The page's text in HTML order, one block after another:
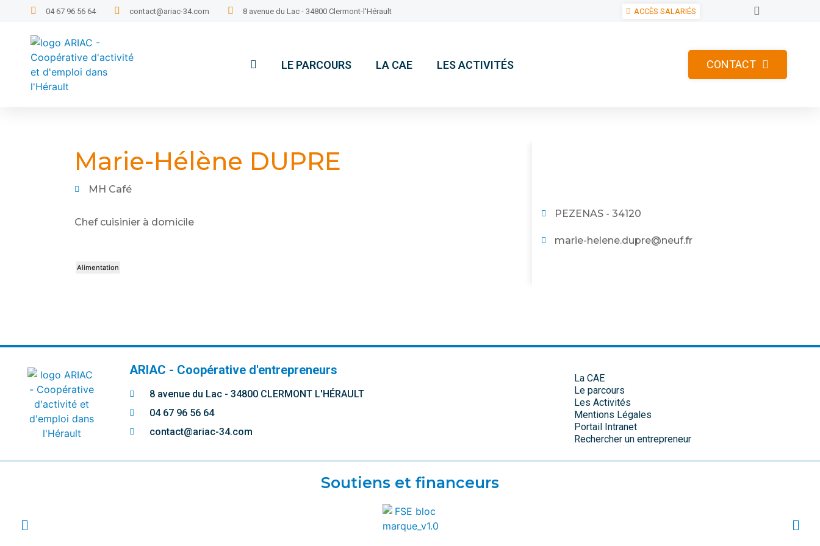
04 67 96 56 64 contact@ariac-34.com 8 avenue du Lac - 34800 Clermont-l'Hérault ACCÈS SALARIÉS
LE PARCOURS LA CAE LES ACTIVITÉS CONTACT
Marie-Hélène DUPRE
MH Café
Chef cuisinier à domicile
Alimentation
PEZENAS - 34120
marie-helene.dupre@neuf.fr
ARIAC - Coopérative d'entrepreneurs
8 avenue du Lac - 34800 CLERMONT L'HÉRAULT
04 67 96 56 64
contact@ariac-34.com
La CAE
Le parcours
Les Activités
Mentions Légales
Portail Intranet
Rechercher un entrepreneur
Soutiens et financeurs